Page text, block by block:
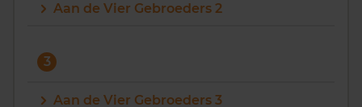
Aan de Vier Gebroeders 2
3
Aan de Vier Gebroeders 3